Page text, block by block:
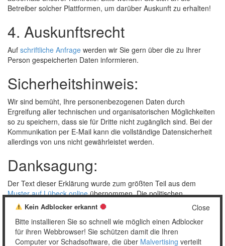
Betreiber solcher Plattformen, um darüber Auskunft zu erhalten!
4. Auskunftsrecht
Auf schriftliche Anfrage werden wir Sie gern über die zu Ihrer
Person gespeicherten Daten informieren.
Sicherheitshinweis:
Wir sind bemüht, Ihre personenbezogenen Daten durch
Ergreifung aller technischen und organisatorischen Möglichkeiten
so zu speichern, dass sie für Dritte nicht zugänglich sind. Bei der
Kommunikation per E-Mail kann die vollständige Datensicherheit
allerdings von uns nicht gewährleistet werden.
Danksagung:
Der Text dieser Erklärung wurde zum größten Teil aus dem
Muster auf Lübeck onlineübernommen. Die politischen
Rahmenbedingungen, die allen Gestaltern des Internets das
Abgeordneten des Deutschen Bundestages und dem Politbüro
der Europäischen Union „gedankt“.
Close
Kein Adblocker erkannt
Bitte installieren Sie so schnell wie möglich einen Adblocker
für ihren Webbrowser! Sie schützen damit die Ihren
Computer vor Schadsoftware, die über Malvertising verteilt